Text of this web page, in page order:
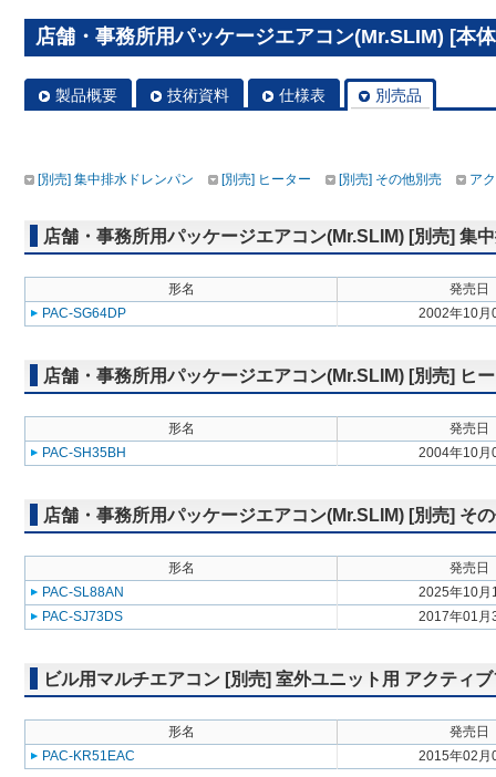
店舗・事務所用パッケージエアコン(Mr.SLIM) [本
製品概要 技術資料 仕様表 別売品
[別売] 集中排水ドレンパン [別売] ヒーター [別売] その他別売 ア
店舗・事務所用パッケージエアコン(Mr.SLIM) [別売] 集
形名
発売日
PAC-SG64DP
2002年10月
店舗・事務所用パッケージエアコン(Mr.SLIM) [別売] ヒ
形名
発売日
PAC-SH35BH
2004年10月
店舗・事務所用パッケージエアコン(Mr.SLIM) [別売] そ
形名
発売日
PAC-SL88AN
2025年10月
PAC-SJ73DS
2017年01月
ビル用マルチエアコン [別売] 室外ユニット用 アクティ
形名
発売日
PAC-KR51EAC
2015年02月